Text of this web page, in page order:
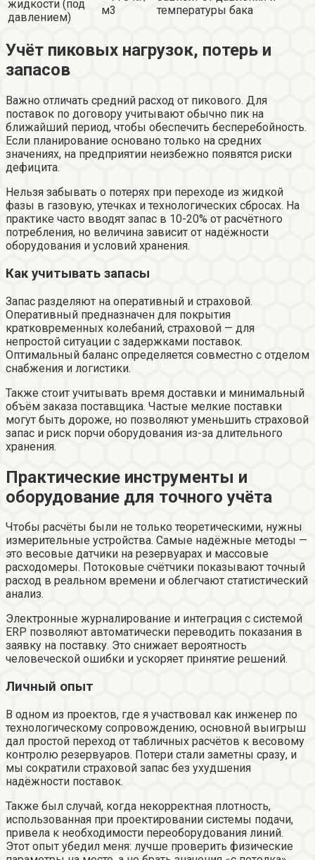
жидкости (под
давлением)
м3
температуры бака
Учёт пиковых нагрузок, потерь и
запасов
Важно отличать средний расход от пикового. Для
поставок по договору учитывают обычно пик на
ближайший период, чтобы обеспечить бесперебойность.
Если планирование основано только на средних
значениях, на предприятии неизбежно появятся риски
дефицита.
Нельзя забывать о потерях при переходе из жидкой
фазы в газовую, утечках и технологических сбросах. На
практике часто вводят запас в 10-20% от расчётного
потребления, но величина зависит от надёжности
оборудования и условий хранения.
Как учитывать запасы
Запас разделяют на оперативный и страховой.
Оперативный предназначен для покрытия
кратковременных колебаний, страховой — для
непростой ситуации с задержками поставок.
Оптимальный баланс определяется совместно с отделом
снабжения и логистики.
Также стоит учитывать время доставки и минимальный
объём заказа поставщика. Частые мелкие поставки
могут быть дороже, но позволяют уменьшить страховой
запас и риск порчи оборудования из-за длительного
хранения.
Практические инструменты и
оборудование для точного учёта
Чтобы расчёты были не только теоретическими, нужны
измерительные устройства. Самые надёжные методы —
это весовые датчики на резервуарах и массовые
расходомеры. Потоковые счётчики показывают точный
расход в реальном времени и облегчают статистический
анализ.
Электронные журналирование и интеграция с системой
ERP позволяют автоматически переводить показания в
заявку на поставку. Это снижает вероятность
человеческой ошибки и ускоряет принятие решений.
Личный опыт
В одном из проектов, где я участвовал как инженер по
технологическому сопровождению, основной выигрыш
дал простой переход от табличных расчётов к весовому
контролю резервуаров. Потери стали заметны сразу, и
мы сократили страховой запас без ухудшения
надёжности поставок.
Также был случай, когда некорректная плотность,
использованная при проектировании системы подачи,
привела к необходимости переоборудования линий.
Этот опыт убедил меня: лучше проверить физические